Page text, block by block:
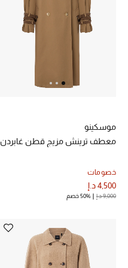
ما وصلنا حديثاً
النساء
أحذية النسائية
موسكينو
معطف ترينش مزيج قطن غابردن
خصومات
4,500 د.إ
9,000 د.إ 50% خصم